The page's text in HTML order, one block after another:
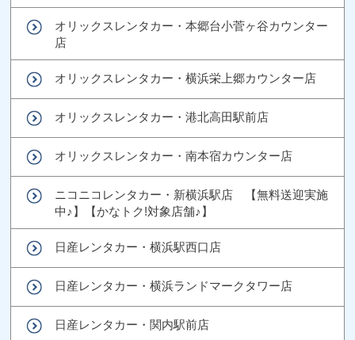
オリックスレンタカー・本郷台小菅ヶ谷カウンター
店
オリックスレンタカー・横浜栄上郷カウンター店
オリックスレンタカー・港北高田駅前店
オリックスレンタカー・南本宿カウンター店
ニコニコレンタカー・新横浜駅店 【無料送迎実施
中♪】【かなトク!対象店舗♪】
日産レンタカー・横浜駅西口店
日産レンタカー・横浜ランドマークタワー店
日産レンタカー・関内駅前店